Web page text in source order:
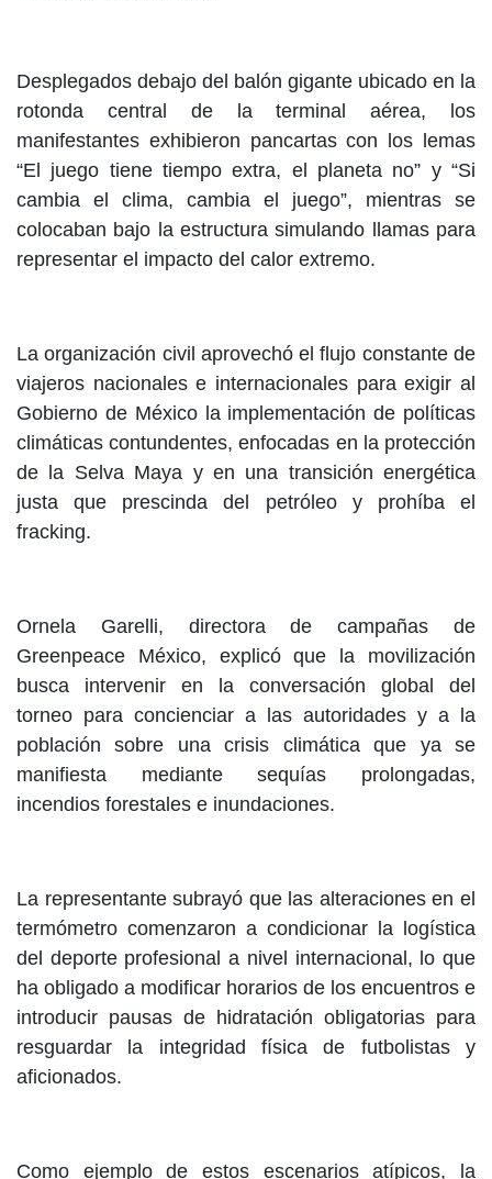
Desplegados debajo del balón gigante ubicado en la
rotonda central de la terminal aérea, los
manifestantes exhibieron pancartas con los lemas
“El juego tiene tiempo extra, el planeta no” y “Si
cambia el clima, cambia el juego”, mientras se
colocaban bajo la estructura simulando llamas para
representar el impacto del calor extremo.
La organización civil aprovechó el flujo constante de
viajeros nacionales e internacionales para exigir al
Gobierno de México la implementación de políticas
climáticas contundentes, enfocadas en la protección
de la Selva Maya y en una transición energética
justa que prescinda del petróleo y prohíba el
fracking.
Ornela Garelli, directora de campañas de
Greenpeace México, explicó que la movilización
busca intervenir en la conversación global del
torneo para concienciar a las autoridades y a la
población sobre una crisis climática que ya se
manifiesta mediante sequías prolongadas,
incendios forestales e inundaciones.
La representante subrayó que las alteraciones en el
termómetro comenzaron a condicionar la logística
del deporte profesional a nivel internacional, lo que
ha obligado a modificar horarios de los encuentros e
introducir pausas de hidratación obligatorias para
resguardar la integridad física de futbolistas y
aficionados.
Como ejemplo de estos escenarios atípicos, la